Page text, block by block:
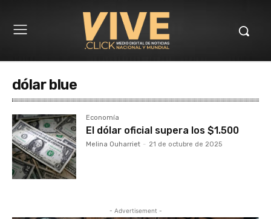
dólar blue
Economía
El dólar oficial supera los $1.500
Melina Ouharriet - 21 de octubre de 2025
- Advertisement -